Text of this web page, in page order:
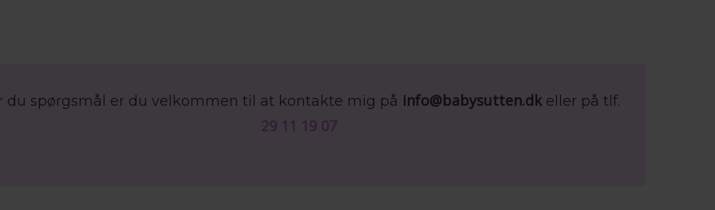
du spørgsmål er du velkommen til at kontakte mig på info@babysutten.dkeller på tlf.
29 11 19 07